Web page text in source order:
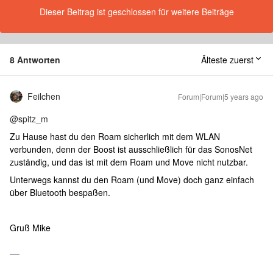
Dieser Beitrag ist geschlossen für weitere Beiträge
8 Antworten Älteste zuerst
Feilchen Forum|Forum|5 years ago
@spitz_m
Zu Hause hast du den Roam sicherlich mit dem WLAN
verbunden, denn der Boost ist ausschließlich für das SonosNet
zuständig, und das ist mit dem Roam und Move nicht nutzbar.
Unterwegs kannst du den Roam (und Move) doch ganz einfach
über Bluetooth bespaßen.
Gruß Mike